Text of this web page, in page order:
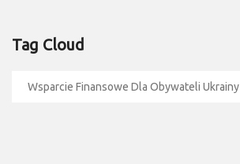
Tag Cloud
Wsparcie Finansowe Dla Obywateli Ukrainy